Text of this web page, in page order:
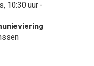
10:30 uur -